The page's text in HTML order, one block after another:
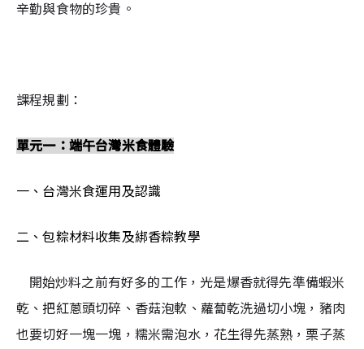
辛勤與食物的珍貴。
課程規劃：
單元一：端午台灣米食體驗
一、台灣米食運用及認識
二、包粽材料收集及綁香粽教學
開始炒料之前有好多的工作，光是爆香就得先準備蝦米
乾、把紅蔥頭切碎、香菇泡軟、蘿蔔乾洗過切小塊，豬肉
也要切好一塊一塊，糯米需泡水，花生得先蒸熟，栗子蒸